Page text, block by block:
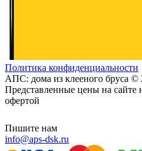
Политика конфиденциальности
АПС: дома из клееного бруса ©
Представленные цены на сайте
офертой
Пишите нам
info@aps-dsk.ru